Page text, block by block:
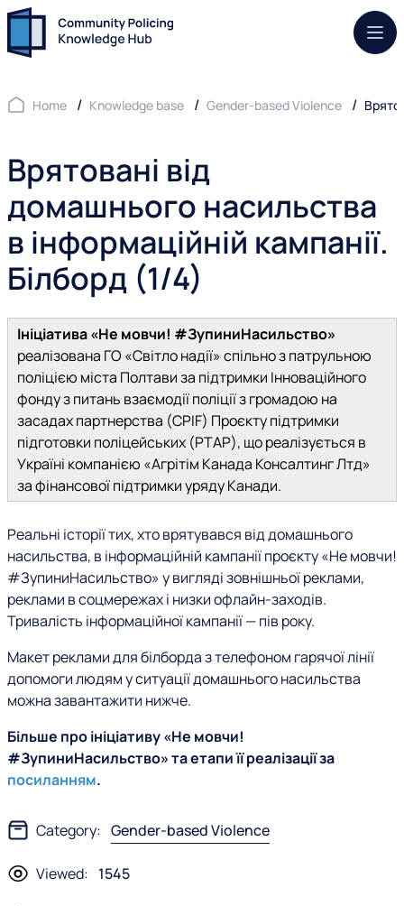
Home Knowledge base Gender-based Violence
Врятовані від
домашнього насильства
в інформаційній кампанії.
Білборд (1/4)
Ініціатива «Не мовчи! #ЗупиниНасильство»
реалізована ГО «Світло надії» спільно з патрульною
поліцією міста Полтави за підтримки Інноваційного
фонду з питань взаємодії поліції з громадою на
засадах партнерства (CPIF) Проєкту підтримки
підготовки поліцейських (PTAP), що реалізується в
Україні компанією «Агрітім Канада Консалтинг Лтд»
за фінансової підтримки уряду Канади.
Реальні історії тих, хто врятувався від домашнього
насильства, в інформаційній кампанії проєкту «Не мовчи!
#ЗупиниНасильство» у вигляді зовнішньої реклами,
реклами в соцмережах і низки офлайн-заходів.
Тривалість інформаційної кампанії — пів року.
Макет реклами для білборда з телефоном гарячої лінії
допомоги людям у ситуації домашнього насильства
можна завантажити нижче.
Більше про ініціативу «Не мовчи!
#ЗупиниНасильство» та етапи її реалізації за
посиланням.
Category: Gender-based Violence
Viewed: 1545